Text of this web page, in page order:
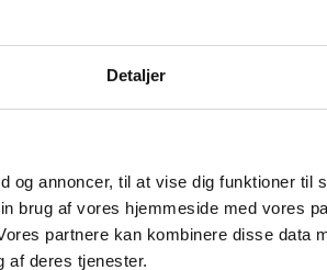
Detaljer
og annoncer, til at vise dig funktioner til
brug af vores hjemmeside med vores
partnere kan kombinere disse data
af deres tjenester.
flyprisen af, hvornår billetterne bestilles.
desto lavere vil prisen typisk være.
– og det er der god grund til. Læs
hvor flyprisen fastlåses på